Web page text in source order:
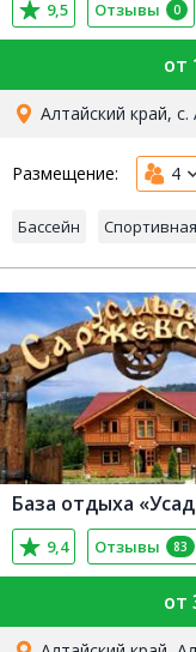
9,5 Отзывы 0
от
Алтайский край, с.
Размещение: 4
Бассейн
База отдыха
9,4 Отзывы 83
от